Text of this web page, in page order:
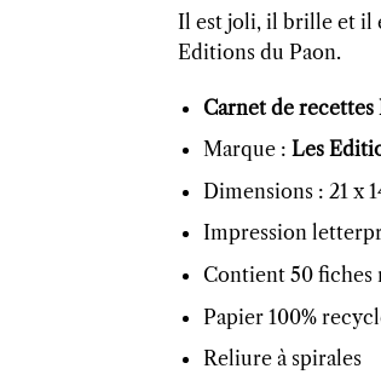
Il est joli, il brille et il
Editions du Paon.
Carnet de
Marque : Les
Dimensions : 21 x
Impression
Contient 50 fiches
Papier 100%
Reliure à spirales